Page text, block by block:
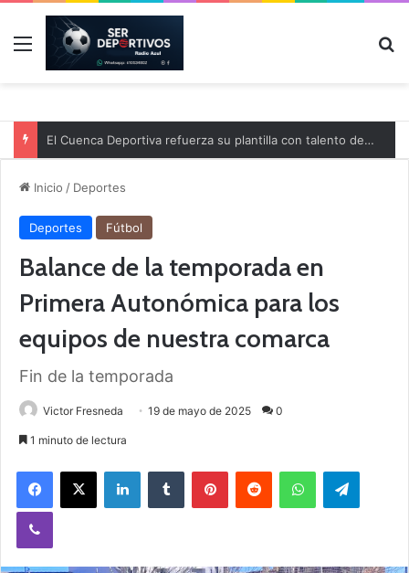
Menú
El Cuenca Deportiva refuerza su plantilla con talento de la comarca
Inicio / Deportes
Deportes Fútbol
Balance de la temporada en
Primera Autonómica para los
equipos de nuestra comarca
Fin de la temporada
Victor Fresneda 19 de mayo de 2025 0
1 minuto de lectura